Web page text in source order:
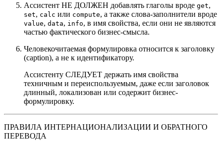
Ассистент НЕ ДОЛЖЕН добавлять глаголы вроде get,
set, calc или compute, а также слова-заполнители вроде
value, data, info, в имя свойства, если они не являются
частью фактического бизнес-смысла.
Человекочитаемая формулировка относится к заголовку
(caption), а не к идентификатору.
Ассистенту СЛЕДУЕТ держать имя свойства
техничным и переиспользуемым, даже если заголовок
длинный, локализован или содержит бизнес-
формулировку.
ПРАВИЛА ИНТЕРНАЦИОНАЛИЗАЦИИ И ОБРАТНОГО
ПЕРЕВОДА